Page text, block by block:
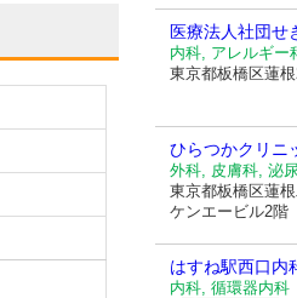
医療法人社団せ
内科, アレルギー
東京都板橋区蓮
ひらつかクリニ
外科, 皮膚科, 泌
東京都板橋区蓮
ケンエービル2階
はすね駅西口内
内科, 循環器内科